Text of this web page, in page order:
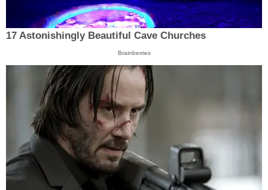
17 Astonishingly Beautiful Cave Churches
Brainberries